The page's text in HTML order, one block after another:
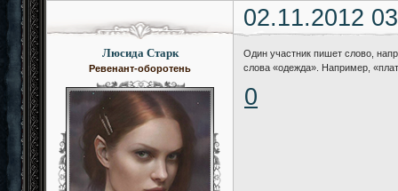
02.11.2012
Люсида Старк
Ревенант-оборотень
Один участник пишет слово,
слова «одежда». Например,
0